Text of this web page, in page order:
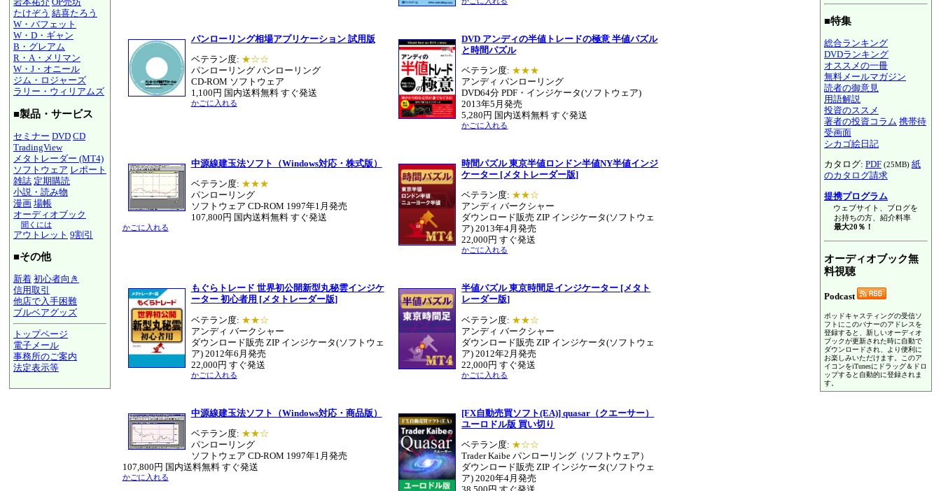
たけぞう 結喜たろう
W・バフェット
W・D・ギャン
B・グレアム
R・A・メリマン
W・J・オニール
ジム・ロジャーズ
ラリー・ウィリアムズ
■製品・サービス
セミナー DVD CD
TradingView
メタトレーダー (MT4)
ソフトウェア レポート
雑誌 定期購読
小説・読み物
漫画 場帳
オーディオブック
聞くには
アウトレット 9割引
■その他
新着 初心者向き
信用取引
他店で入手困難
ブルベアグッズ
トップページ
電子メール
事務所のご案内
法定表示等
パンローリング相場アプリケーション 試用版
ベテラン度: ★☆☆
パンローリング パンローリング
CD-ROM ソフトウェア
1,100円 国内送料無料 すぐ発送
かごに入れる
DVD アンディの半値トレードの極意 半値パズル
と時間パズル
ベテラン度: ★★★
アンディ パンローリング
DVD64分 PDF・インジケータ(ソフトウェア)
2013年5月発売
5,280円 国内送料無料 すぐ発送
かごに入れる
中源線建玉法ソフト（Windows対応・株式版）
ベテラン度: ★★★
パンローリング
ソフトウェア CD-ROM 1997年1月発売
107,800円 国内送料無料 すぐ発送
かごに入れる
時間パズル 東京半値ロンドン半値NY半値インジ
ケーター [メタトレーダー版]
ベテラン度: ★★☆
アンディ バークシャー
ダウンロード販売 ZIP インジケータ(ソフトウェ
ア) 2013年4月発売
22,000円 すぐ発送
かごに入れる
もぐらトレード 世界初公開新型丸秘雲インジケ
ーター 初心者用 [メタトレーダー版]
ベテラン度: ★★☆
アンディ バークシャー
ダウンロード販売 ZIP インジケータ(ソフトウェ
ア) 2012年6月発売
22,000円 すぐ発送
かごに入れる
半値パズル 東京時間足インジケーター [メタト
レーダー版]
ベテラン度: ★★☆
アンディ バークシャー
ダウンロード販売 ZIP インジケータ(ソフトウェ
ア) 2012年2月発売
22,000円 すぐ発送
かごに入れる
中源線建玉法ソフト（Windows対応・商品版）
ベテラン度: ★★☆
パンローリング
ソフトウェア CD-ROM 1997年1月発売
107,800円 国内送料無料 すぐ発送
かごに入れる
[FX自動売買ソフト(EA)] quasar（クエーサー）
ユーロドル版 買い切り
ベテラン度: ★☆☆
Trader Kaibe パンローリング（ソフトウェア）
ダウンロード販売 ZIP インジケータ(ソフトウェ
ア) 2020年4月発売
■特集
総合ランキング
DVDランキング
オススメの一冊
無料メールマガジン
読者の御意見
用語解説
投資のススメ
著者の投資コラム 携帯待
受画面
シカゴ絵日記
カタログ: PDF (25MB) 紙
のカタログ請求
提携プログラム
ウェブサイト、ブログを
お持ちの方、紹介料率
最大20％！
オーディオブック無
料視聴
Podcast
ポッドキャスティングの受信ソ
フトにこのバナーのアドレスを
登録すると、新しいオーディオ
ブックが更新された時に自動で
ダウンロードされ、より便利に
お楽しみいただけます。このア
イコンをiTunesにドラッグ＆ドロ
ップすると自動的に登録されま
す。